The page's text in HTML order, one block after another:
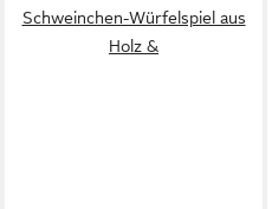
Schweinchen-Würfelspiel aus
Holz &